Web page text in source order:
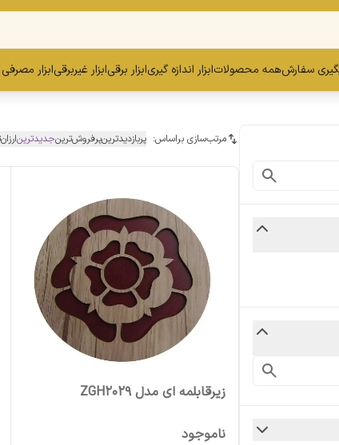
سفارشهمه محصولاتابزار اندازه گیریابزار برقیابزار غیربرقیابزار مصرفی
مرتب‌سازی براساس: پربازدیدترینپرفروش‌ترینجدیدترین
زیرقابلمه ای مدل ZGH2029
ناموجود